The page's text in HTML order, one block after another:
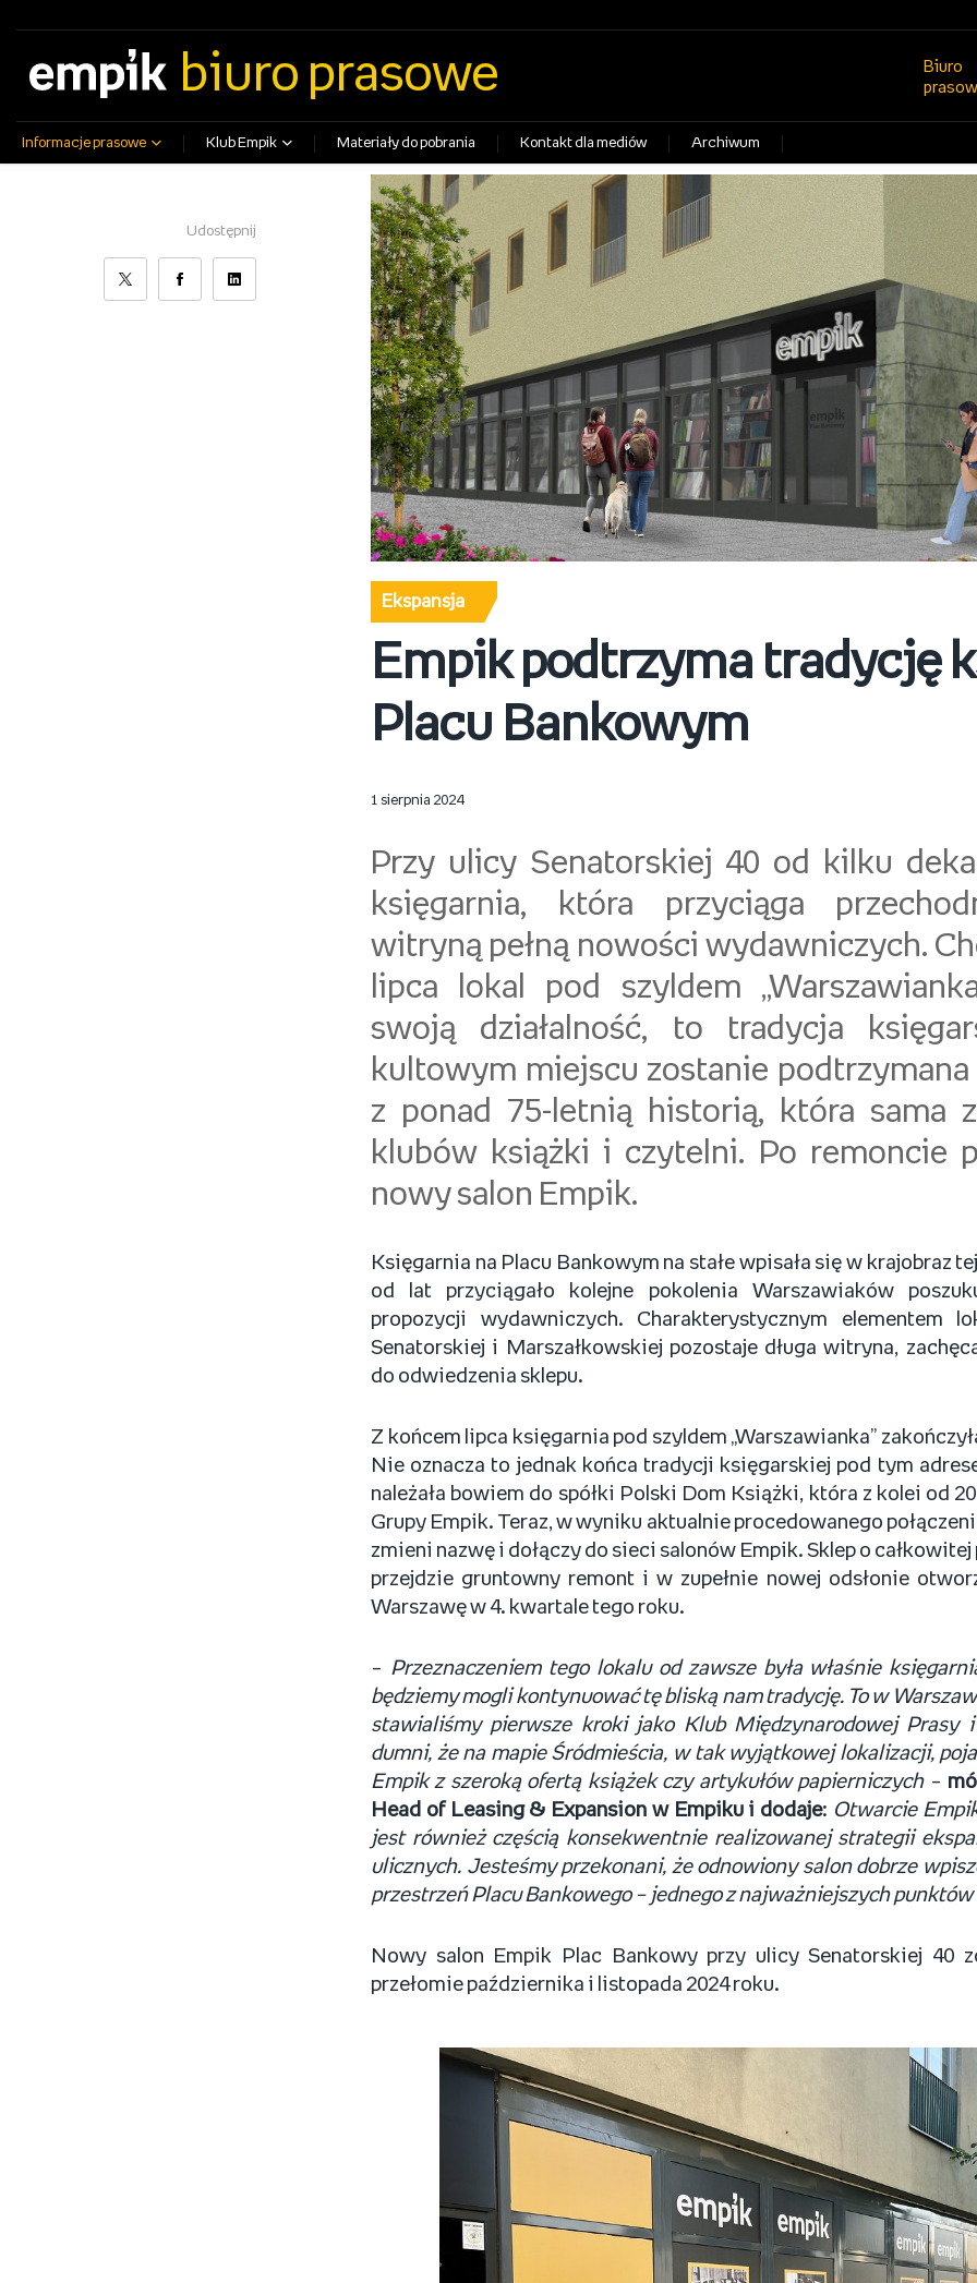
biuro prasowe
Biuro
Informacje prasowe Klub Empik Materiały do pobrania Kontakt dla mediów Archiwum
Udostępnij
Ekspansja
Empik podtrzyma tradycję
Placu Bankowym
1 sierpnia 2024
Przy ulicy Senatorskiej 40 od kilku
księgarnia, która przyciąga
witryną pełną nowości wydawniczych.
lipca lokal pod szyldem
swoją działalność, to tradycja
kultowym miejscu zostanie podtrzymana
z ponad 75-letnią historią, która sama
klubów książki i czytelni. Po remoncie
nowy salon Empik.
Księgarnia na Placu Bankowym na stałe wpisała się w krajobraz
od lat przyciągało kolejne pokolenia Warszawiaków
propozycji wydawniczych. Charakterystycznym elementem
Senatorskiej i Marszałkowskiej pozostaje długa witryna,
do odwiedzenia sklepu.
Z końcem lipca księgarnia pod szyldem „Warszawianka”
Nie oznacza to jednak końca tradycji księgarskiej pod tym
należała bowiem do spółki Polski Dom Książki, która z kolei od
Grupy Empik. Teraz, w wyniku aktualnie procedowanego
zmieni nazwę i dołączy do sieci salonów Empik. Sklep o
przejdzie gruntowny remont i w zupełnie nowej odsłonie
Warszawę w 4. kwartale tego roku.
– Przeznaczeniem tego lokalu od zawsze była właśnie
będziemy mogli kontynuować tę bliską nam tradycję. To w
stawialiśmy pierwsze kroki jako Klub Międzynarodowej Prasy
dumni, że na mapie Śródmieścia, w tak wyjątkowej lokalizacji,
Empik z szeroką ofertą książek czy artykułów papierniczych–
Head of Leasing & Expansion w Empiku i dodaje: Otwarcie
jest również częścią konsekwentnie realizowanej strategii
ulicznych. Jesteśmy przekonani, że odnowiony salon dobrze
przestrzeń Placu Bankowego – jednego z najważniejszych punktów
Nowy salon Empik Plac Bankowy przy ulicy Senatorskiej 40
przełomie października i listopada 2024 roku.